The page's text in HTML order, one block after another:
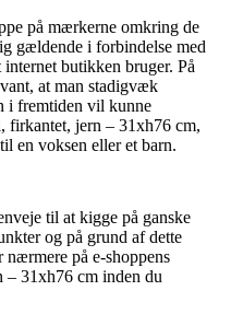
på mærkerne omkring de
gældende i forbindelse med
butikken bruger. På
at man stadigvæk
i fremtiden vil kunne
firkantet, jern – 31xh76 cm,
en voksen eller et barn.
til at kigge på ganske
og på grund af dette
på e-shoppens
– 31xh76 cm inden du